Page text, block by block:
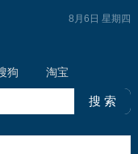
狗 淘宝
8月6日 星期四